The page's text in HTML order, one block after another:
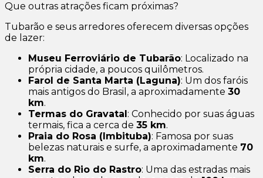
Que outras atrações ficam próximas?
Tubarão e seus arredores oferecem diversas opções
de lazer:
Museu Ferroviário de Tubarão: Localizado na
própria cidade, a poucos quilômetros.
Farol de Santa Marta (Laguna): Um dos faróis
mais antigos do Brasil, a aproximadamente 30
km.
Termas do Gravatal : Conhecido por suas águas
termais, fica a cerca de 35 km.
Praia do Rosa (Imbituba): Famosa por suas
belezas naturais e surfe, a aproximadamente 70
km.
Serra do Rio do Rastro: Uma das estradas mais